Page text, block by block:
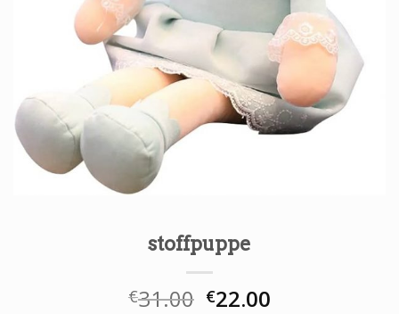
stoffpuppe
€31.00 €22.00